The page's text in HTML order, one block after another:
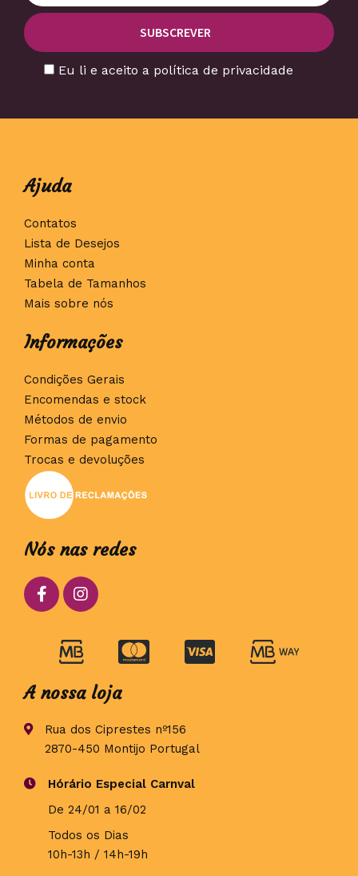
Eu li e aceito a política de privacidade
Ajuda
Contatos
Lista de Desejos
Minha conta
Tabela de Tamanhos
Mais sobre nós
Informações
Condições Gerais
Encomendas e stock
Métodos de envio
Formas de pagamento
Trocas e devoluções
Nós nas redes
A nossa loja
Rua dos Ciprestes nº156
2870-450 Montijo Portugal
Hórário Especial Carnval
De 24/01 a 16/02
Todos os Dias
10h-13h / 14h-19h